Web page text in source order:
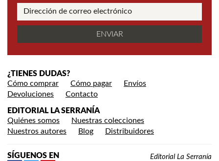
¿TIENES DUDAS?
Cómo comprar
Cómo pagar
Envíos
Devoluciones
Contacto
EDITORIAL LA SERRANÍA
Quiénes somos
Nuestras colecciones
Nuestros autores
Blog Distribuidores
SÍGUENOS EN
Editorial La Serranía